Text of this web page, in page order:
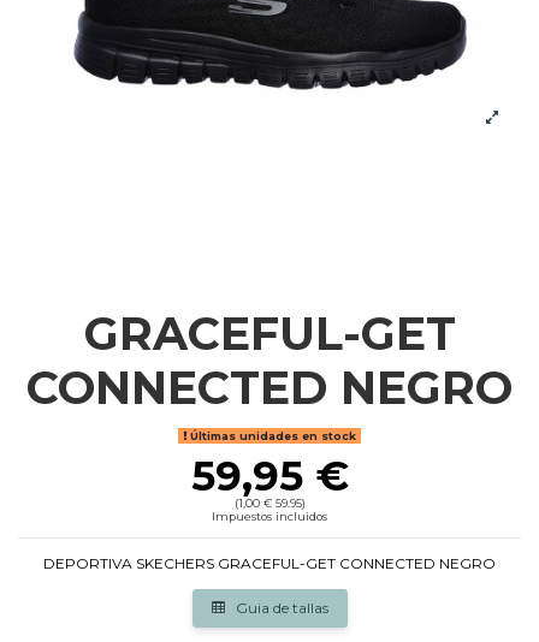
GRACEFUL-GET
CONNECTED NEGRO
Últimas unidades en stock
59,95 €
(1,00 € 59.95)
Impuestos incluidos
DEPORTIVA SKECHERS GRACEFUL-GET CONNECTED NEGRO
Guia de tallas